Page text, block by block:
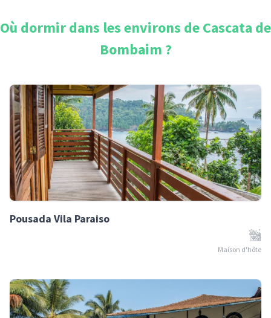
Où dormir dans les environs deCascata de
Bombaim ?
Pousada Vila Paraiso
Maison d'hôte